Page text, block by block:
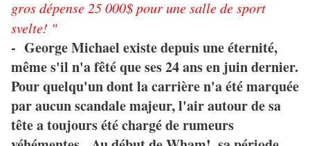
gros dépense 25 000$ pour une salle de sport
svelte! "
- George Michael existe depuis une éternité,
même s'il n'a fêté que ses 24 ans en juin dernier.
Pour quelqu'un dont la carrière n'a été marquée
par aucun scandale majeur, l'air autour de sa
tête a toujours été chargé de rumeurs